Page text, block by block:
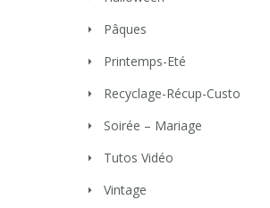
Pâques
Printemps-Eté
Recyclage-Récup-Custo
Soirée – Mariage
Tutos Vidéo
Vintage